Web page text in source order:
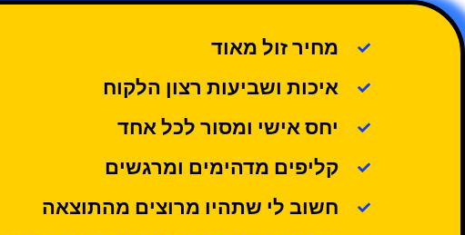
מחיר זול מאוד
איכות ושביעות רצון הלקוח
יחס אישי ומסור לכל אחד
קליפים מדהימים ומרגשים
חשוב לי שתהיו מרוצים מהתוצאה